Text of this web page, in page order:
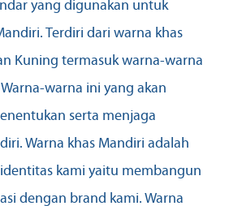
yang digunakan untuk
Terdiri dari warna khas
Kuning termasuk warna-warna
warna ini yang akan
serta menjaga
Warna khas Mandiri adalah
kami yaitu membangun
dengan brand kami. Warna